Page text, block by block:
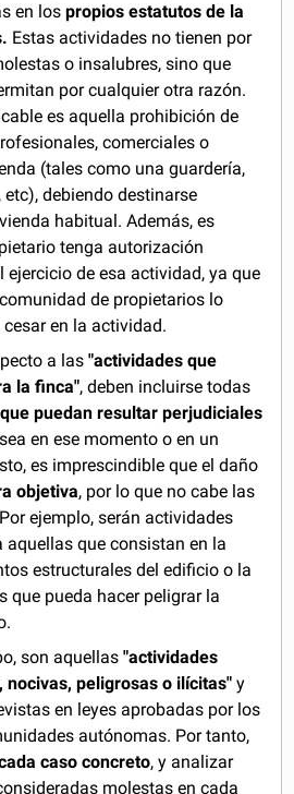
en lospropios estatutos de la
Estas actividades no tienen por
o insalubres, sino que
por cualquier otra razón.
es aquella prohibición de
comerciales o
(tales como una guardería,
debiendo destinarse
habitual. Además, es
tenga autorización
de esa actividad, ya que
de propietarios lo
en la actividad.
a las"actividades que
la finca", deben incluirse todas
puedan resultar perjudiciales
en ese momento o en un
es imprescindible que el daño
objetiva, por lo que no cabe las
ejemplo, serán actividades
que consistan en la
estructurales del edificio o la
que pueda hacer peligrar la
son aquellas"actividades
nocivas, peligrosas o ilícitas" y
en leyes aprobadas por los
autónomas. Por tanto,
caso concreto, y analizar
molestas en cada